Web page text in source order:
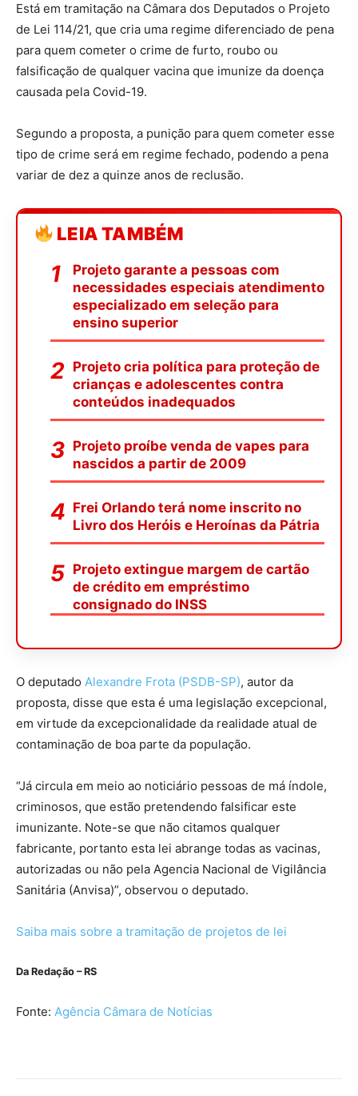
Está em tramitação na Câmara dos Deputados o Projeto
de Lei 114/21, que cria uma regime diferenciado de pena
para quem cometer o crime de furto, roubo ou
falsificação de qualquer vacina que imunize da doença
causada pela Covid-19.
Segundo a proposta, a punição para quem cometer esse
tipo de crime será em regime fechado, podendo a pena
variar de dez a quinze anos de reclusão.
LEIA TAMBÉM
Projeto garante a pessoas com
necessidades especiais atendimento
especializado em seleção para
ensino superior
Projeto cria política para proteção de
crianças e adolescentes contra
conteúdos inadequados
Projeto proíbe venda de vapes para
nascidos a partir de 2009
Frei Orlando terá nome inscrito no
Livro dos Heróis e Heroínas da Pátria
Projeto extingue margem de cartão
de crédito em empréstimo
consignado do INSS
O deputado Alexandre Frota (PSDB-SP), autor da
proposta, disse que esta é uma legislação excepcional,
em virtude da excepcionalidade da realidade atual de
contaminação de boa parte da população.
“Já circula em meio ao noticiário pessoas de má índole,
criminosos, que estão pretendendo falsificar este
imunizante. Note-se que não citamos qualquer
fabricante, portanto esta lei abrange todas as vacinas,
autorizadas ou não pela Agencia Nacional de Vigilância
Sanitária (Anvisa)”, observou o deputado.
Saiba mais sobre a tramitação de projetos de lei
Da Redação – RS
Fonte: Agência Câmara de Notícias